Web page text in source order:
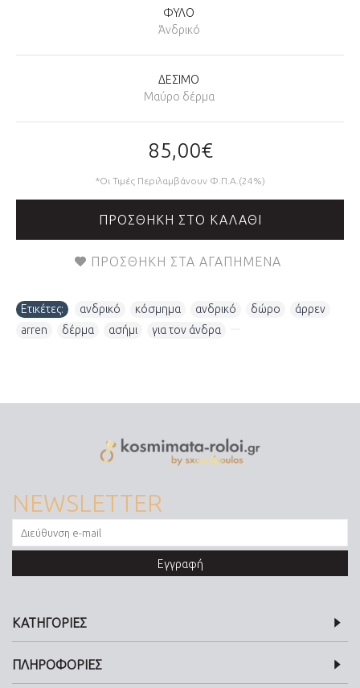
ΦΥΛΟ
Άνδρικό
ΔΕΣΙΜΟ
Μαύρο δέρμα
85,00€
*Οι Τιμές Περιλαμβάνουν Φ.Π.Α.(24%)
ΠΡΟΣΘΉΚΗ ΣΤΟ ΚΑΛΆΘΙ
ΠΡΟΣΘΉΚΗ ΣΤΑ ΑΓΑΠΗΜΈΝΑ
Ετικέτες: ανδρικό κόσμημα ανδρικό δώρο άρρεν
arren
δέρμα ασήμι για τον άνδρα
NEWSLETTER
Εγγραφή
ΚΑΤΗΓΟΡΙΕΣ
ΠΛΗΡΟΦΟΡΙΕΣ